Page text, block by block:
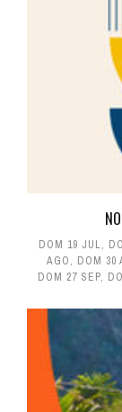
DOM 19 JUL,
AGO, DOM 30
DOM 27 SEP,